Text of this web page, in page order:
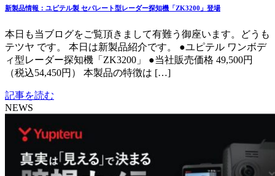
新製品情報：ユピテル製 セパレート型レーダー探知機「ZK3200」登場
本日も当ブログをご覧頂きまして有難う御座います。どうも
テツヤ です。 本日は新製品紹介です。 ●ユピテル ワンボデ
ィ型レーダー探知機「ZK3200」 ●当社販売価格 49,500円
（税込54,450円） 本製品の特徴は […]
記事を読む
NEWS